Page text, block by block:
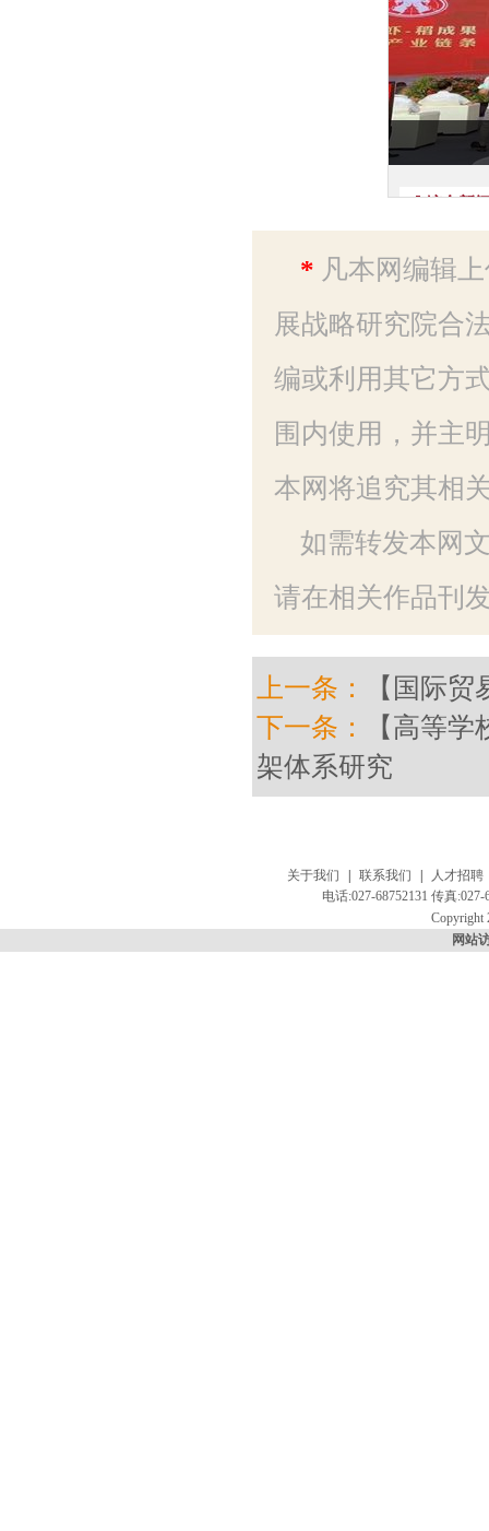
* 凡本网编辑
展战略研究院合
编或利用其它方
围内使用，并主
本网将追究其相
如需转发本网
请在相关作品刊
上一条：
【国际
下一条：
【高等
架体系研究
关于我们 联系我们
人才招聘
电话:027-68752131 传真
Copyright
网站